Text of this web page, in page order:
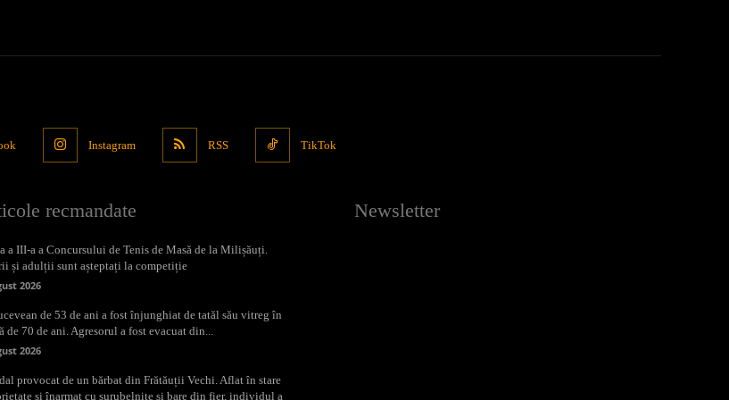
Instagram RSS TikTok
recmandate
a III-a a Concursului de Tenis de Masă de la Milișăuți.
și adulții sunt așteptați la competiție
2026
de 53 de ani a fost înjunghiat de tatăl său vitreg în
de 70 de ani. Agresorul a fost evacuat din...
2026
provocat de un bărbat din Frătăuții Vechi. Aflat în stare
și înarmat cu șurubelnițe și bare din fier, individul a
Newsletter